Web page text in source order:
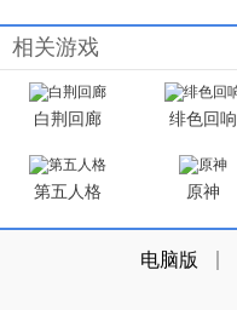
相关游戏
白荆回廊 绯色回响
第五人格 原神
电脑版